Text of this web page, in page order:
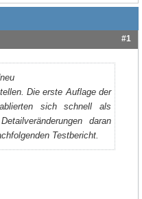
#1
Die erste Auflage der
sich schnell als
daran
Testbericht.